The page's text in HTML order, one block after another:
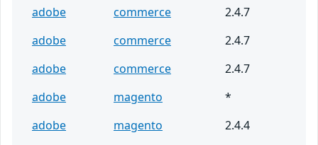
adobe
commerce
2.4.7
adobe
commerce
2.4.7
adobe
commerce
2.4.7
adobe
magento
*
adobe
magento
2.4.4